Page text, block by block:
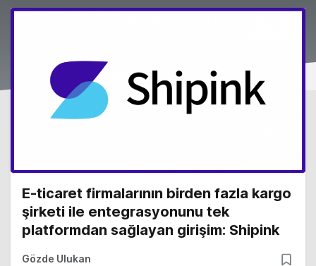
E-ticaret firmalarının birden fazla kargo
şirketi ile entegrasyonunu tek
platformdan sağlayan girişim: Shipink
Gözde Ulukan